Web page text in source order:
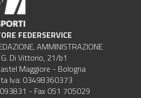
FEDERSERVICE
AMMINISTRAZIONE
Di Vittorio, 21/b1
Maggiore - Bologna
Iva: 03498360373
- Fax 051 705029